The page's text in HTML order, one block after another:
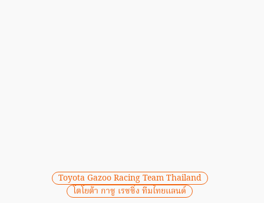
Toyota Gazoo Racing Team Thailand
โตโยต้า กาซู เรซซิ่ง ทีมไทยแลนด์